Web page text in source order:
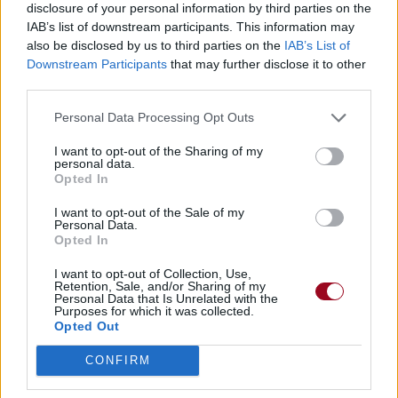
disclosure of your personal information by third parties on the
IAB’s list of downstream participants. This information may
also be disclosed by us to third parties on the IAB’s List of
Downstream Participants that may further disclose it to other
Personal Data Processing Opt Outs
I want to opt-out of the Sharing of my
personal data.
Opted In
I want to opt-out of the Sale of my
Personal Data.
Opted In
I want to opt-out of Collection, Use,
Retention, Sale, and/or Sharing of my
Personal Data that Is Unrelated with the
Purposes for which it was collected.
Opted Out
CONFIRM